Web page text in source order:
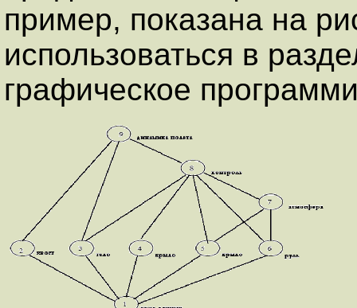
пример, показана на
использоваться в
графическое